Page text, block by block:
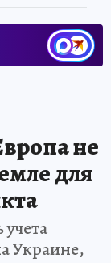
не
для
Украине,